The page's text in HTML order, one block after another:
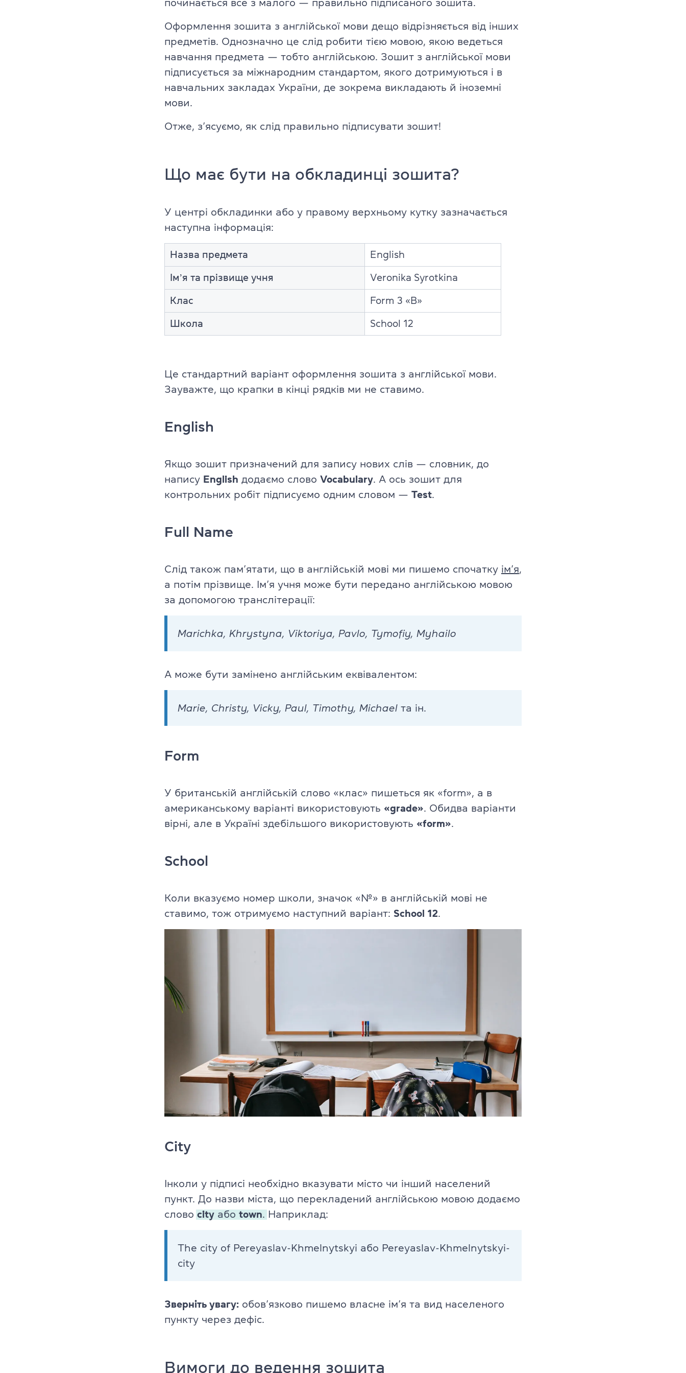
IELTS
ТOEFL
FCE, CAE, CPE (для дорослих)
DELTA (для викладачів)
Linguaskill
IELTS
TOEFL iBT
Курси англійської мови
Ліцензії
Викладачі
Благодійність
Партнери
Вакансії
Англійська для дітей 11–12 років
Літній експрес-курс для дітей 6–10 років
Літній експрес-курс для дітей 11–12 років
DELTA Module 2
Підготовка до TKT
TKT Module 3
TKT Module YL
Іспити Cambridge English
YLE Starters, Movers, Flyers
B1 Preliminary (PET) + for Schools
TKT Modules 1, 2, 3, YL, CLIL
DELTA Module 1
Підготовка до IELTS
Пробний тест TOEFL
починається все з малого — правильно підписаного зошита.
Оформлення зошита з англійської мови дещо відрізняється від інших
предметів. Однозначно це слід робити тією мовою, якою ведеться
навчання предмета — тобто англійською. Зошит з англійської мови
підписується за міжнародним стандартом, якого дотримуються і в
навчальних закладах України, де зокрема викладають й іноземні
мови.
Отже, з’ясуємо, як слід правильно підписувати зошит!
Що має бути на обкладинці зошита?
У центрі обкладинки або у правому верхньому кутку зазначається
наступна інформація:
Назва предмета English
Імʼя та прізвище учня Veronika Syrotkina
Клас Form 3 «В»
Школа School 12
Це стандартний варіант оформлення зошита з англійської мови.
Зауважте, що крапки в кінці рядків ми не ставимо.
English
Якщо зошит призначений для запису нових слів — словник, до
напису English додаємо слово Vocabulary. А ось зошит для
контрольних робіт підписуємо одним словом — Test.
Full Name
Слід також пам’ятати, що в англійській мові ми пишемо спочатку ім’я,
а потім прізвище. Ім’я учня може бути передано англійською мовою
за допомогою транслітерації:
Marichka, Khrystyna, Viktoriya, Pavlo, Tymofiy, Myhailo
А може бути замінено англійським еквівалентом:
Marie, Christy, Vicky, Paul, Timothy, Michael та ін.
Form
У британській англійській слово «клас» пишеться як «form», а в
американському варіанті використовують «grade». Обидва варіанти
вірні, але в Україні здебільшого використовують «form».
School
Коли вказуємо номер школи, значок «№» в англійській мові не
ставимо, тож отримуємо наступний варіант: School 12.
City
Інколи у підписі необхідно вказувати місто чи інший населений
пункт. До назви міста, що перекладений англійською мовою додаємо
слово city або town. Наприклад:
The city of Pereyaslav-Khmelnytskyi або Pereyaslav-Khmelnytskyi-
city
Зверніть увагу: обов’язково пишемо власне ім’я та вид населеного
пункту через дефіс.
Вимоги до ведення зошита